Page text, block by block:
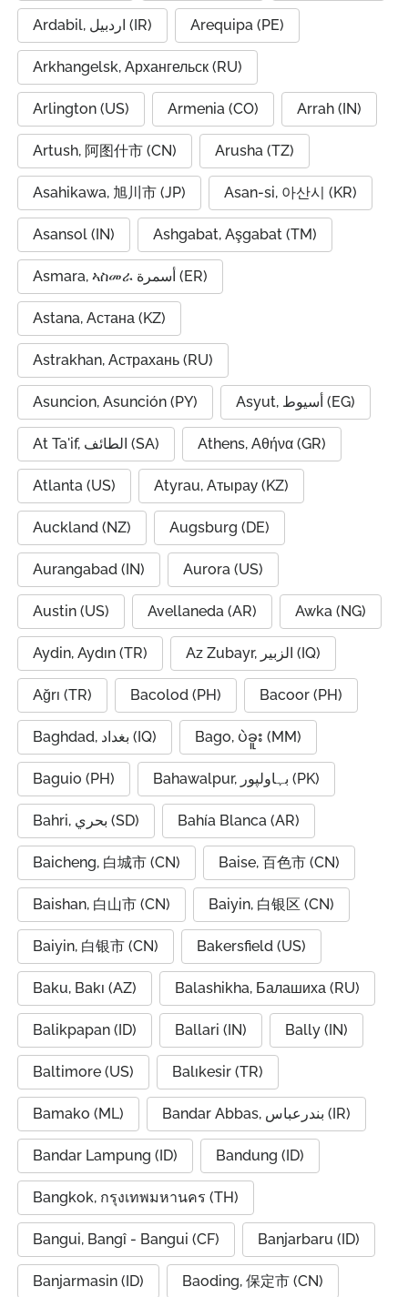
Ardabil, اردبیل (IR) Arequipa (PE)
Arkhangelsk, Архангельск (RU)
Arlington (US) Armenia (CO) Arrah (IN)
Artush, 阿图什市 (CN) Arusha (TZ)
Asahikawa, 旭川市 (JP) Asan-si, 아산시 (KR)
Asansol (IN) Ashgabat, Aşgabat (TM)
Asmara, ኣስመራ أسمرة (ER)
Astana, Астана (KZ)
Astrakhan, Астрахань (RU)
Asuncion, Asunción (PY) Asyut, أسيوط (EG)
At Ta'if, الطائف (SA) Athens, Αθήνα (GR)
Atlanta (US) Atyrau, Атырау (KZ)
Auckland (NZ) Augsburg (DE)
Aurangabad (IN) Aurora (US)
Austin (US) Avellaneda (AR) Awka (NG)
Aydin, Aydın (TR) Az Zubayr, الزبير (IQ)
Ağrı (TR) Bacolod (PH) Bacoor (PH)
Baghdad, بغداد (IQ) Bago, ပဲခူး (MM)
Baguio (PH) Bahawalpur, بہاولپور (PK)
Bahri, بحري (SD) Bahía Blanca (AR)
Baicheng, 白城市 (CN) Baise, 百色市 (CN)
Baishan, 白山市 (CN) Baiyin, 白银区 (CN)
Baiyin, 白银市 (CN) Bakersfield (US)
Baku, Bakı (AZ) Balashikha, Балашиха (RU)
Balikpapan (ID) Ballari (IN) Bally (IN)
Baltimore (US) Balıkesir (TR)
Bamako (ML) Bandar Abbas, بندرعباس (IR)
Bandar Lampung (ID) Bandung (ID)
Bangkok, กรุงเทพมหานคร (TH)
Bangui, Bangî - Bangui (CF) Banjarbaru (ID)
Banjarmasin (ID) Baoding, 保定市 (CN)